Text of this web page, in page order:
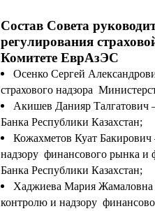
Состав Совета
регулирования
Комитете ЕврАзЭС
Осенко Сергей
страхового надзора
Акишев Данияр Талгатович
Банка Республики Казахстан;
Кожахметов Куат
надзору финансового рынка и
Банка Республики Казахстан;
Хаджиева Мария Жамаловна
контролю и надзору